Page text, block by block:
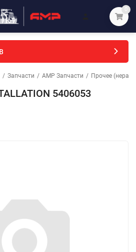
0
/ Запчасти / АМР Запчасти / Прочее
5406053